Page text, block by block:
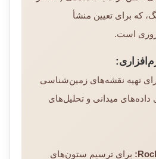
که برای تعیین منشأ
تهیه نقشه‌های زمین‌شناسی
میدانی و تحلیل‌های
برای ترسیم ستون‌های